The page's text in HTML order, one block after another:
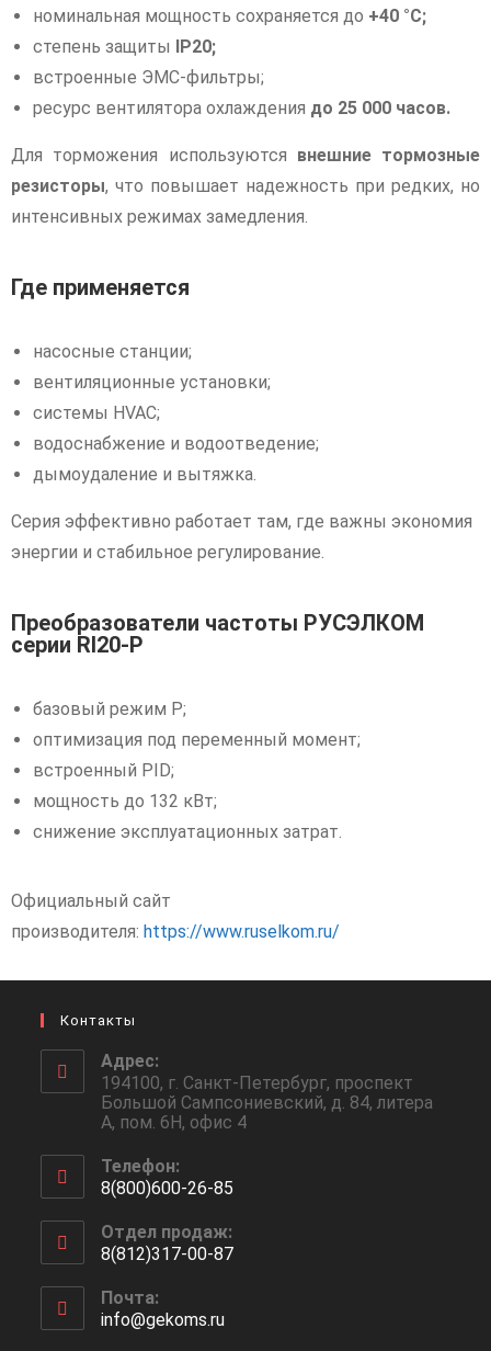
номинальная мощность сохраняется до +40 °C;
степень защиты IP20;
встроенные ЭМС-фильтры;
ресурс вентилятора охлаждения до 25 000 часов.
Для торможения используются внешние тормозные
резисторы, что повышает надежность при редких, но
интенсивных режимах замедления.
Где применяется
насосные станции;
вентиляционные установки;
системы HVAC;
водоснабжение и водоотведение;
дымоудаление и вытяжка.
Серия эффективно работает там, где важны экономия
энергии и стабильное регулирование.
Преобразователи частоты РУСЭЛКОМ
серии RI20-P
базовый режим P;
оптимизация под переменный момент;
встроенный PID;
мощность до 132 кВт;
снижение эксплуатационных затрат.
Официальный сайт
производителя: https://www.ruselkom.ru/
Контакты
Адрес:
194100, г. Санкт-Петербург, проспект
Большой Сампсониевский, д. 84, литера
А, пом. 6Н, офис 4
Телефон:
8(800)600-26-85
Отдел продаж:
8(812)317-00-87
Почта:
info@gekoms.ru